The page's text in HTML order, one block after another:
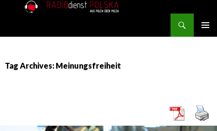
Tag Archives: Meinungsfreiheit